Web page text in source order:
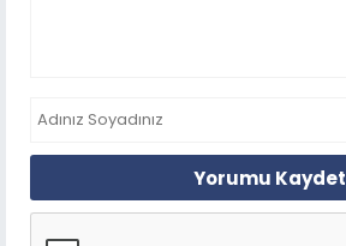
Yorumu Kaydet